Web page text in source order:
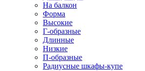
На балкон
Форма
Высокие
Г-образные
Длинные
Низкие
П-образные
Радиусные шкафы-купе